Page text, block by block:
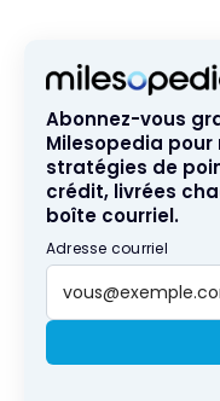
Abonnez-vous
Milesopedia pour
stratégies de
crédit, livrées
boîte courriel.
Adresse courriel